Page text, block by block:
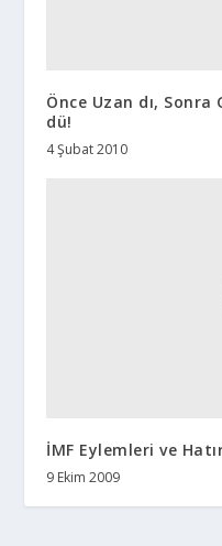
Önce Uzan dı,
dü!
4 Şubat 2010
İMF Eylemleri ve
9 Ekim 2009